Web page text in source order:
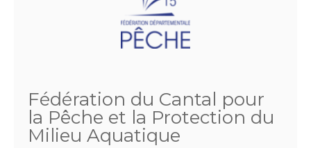
Fédération du Cantal pour
la Pêche et la Protection du
Milieu Aquatique